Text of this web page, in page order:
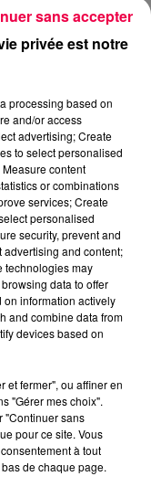
5 min 1 sec
privée est notre
processing based on
and/or access
advertising; Create
to select personalised
content
or combinations
services; Create
personalised
security, prevent and
advertising and content;
technologies may
data to offer
information actively
and combine data from
devices based on
et fermer", ou affiner en
"Gérer mes choix".
"Continuer sans
pour ce site. Vous
à tout
de chaque page.
sans accepter